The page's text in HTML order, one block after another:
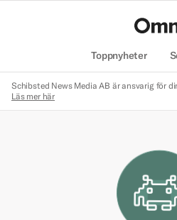
Toppnyheter
Schibsted News Media AB är ansvarig för
Läs mer här